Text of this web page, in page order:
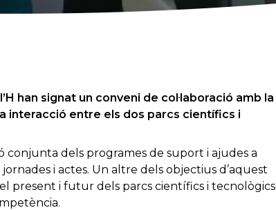
han signat un conveni de col·laboració amb la
interacció entre els dos parcs científics i
conjunta dels programes de suport i ajudes a
i actes. Un altre dels objectius d’aquest
present i futur dels parcs científics i tecnològics